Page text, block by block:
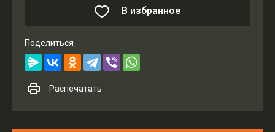
В избранное
Поделиться
Распечатать